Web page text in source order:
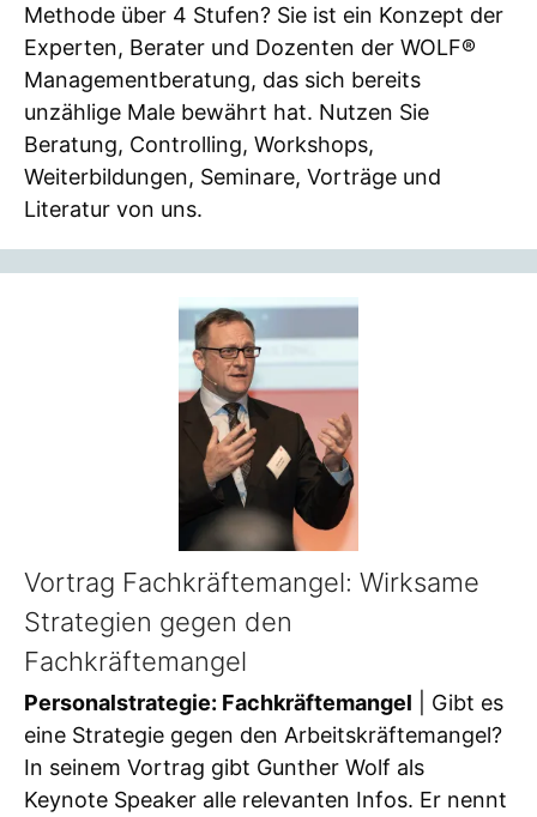
Methode über 4 Stufen? Sie ist ein Konzept der
Experten, Berater und Dozenten der WOLF®
Managementberatung, das sich bereits
unzählige Male bewährt hat. Nutzen Sie
Beratung, Controlling, Workshops,
Weiterbildungen, Seminare, Vorträge und
Literatur von uns.
Vortrag Fachkräftemangel: Wirksame
Strategien gegen den
Fachkräftemangel
Personalstrategie: Fachkräftemangel | Gibt es
eine Strategie gegen den Arbeitskräftemangel?
In seinem Vortrag gibt Gunther Wolf als
Keynote Speaker alle relevanten Infos. Er nennt